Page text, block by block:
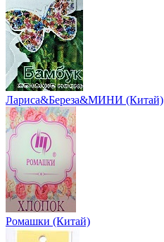
Лариса&Береза&МИНИ (Китай)
Ромашки (Китай)